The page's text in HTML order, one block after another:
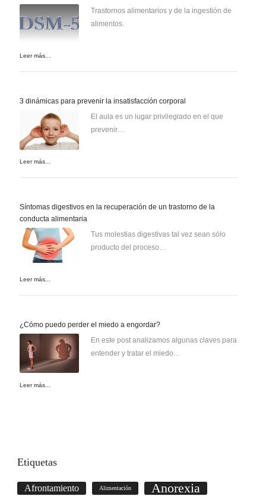
Trastornos alimentarios y de la ingestión de
alimentos.
Leer más...
3 dinámicas para prevenir la insatisfacción corporal
El aula es un lugar privilegiado en el que
prevenir…
Leer más...
Síntomas digestivos en la recuperación de un trastorno de la
conducta alimentaria
Tus molestias digestivas tal vez sean sólo
producto del proceso…
Leer más...
¿Cómo puedo perder el miedo a engordar?
En este post analizamos algunas claves para
entender y tratar el miedo…
Leer más...
Etiquetas
Afrontamiento Alimentación Anorexia